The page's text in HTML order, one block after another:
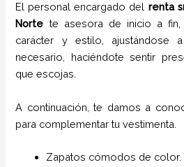
El personal encargado del renta
Norte te asesora de inicio a
carácter y estilo, ajustándose
necesario, haciéndote sentir
que escojas.
A continuación, te damos a
para complementar tu vestimenta.
Zapatos cómodos de color.